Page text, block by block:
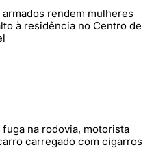
armados rendem mulheres
à residência no Centro de
fuga na rodovia, motorista
carregado com cigarros